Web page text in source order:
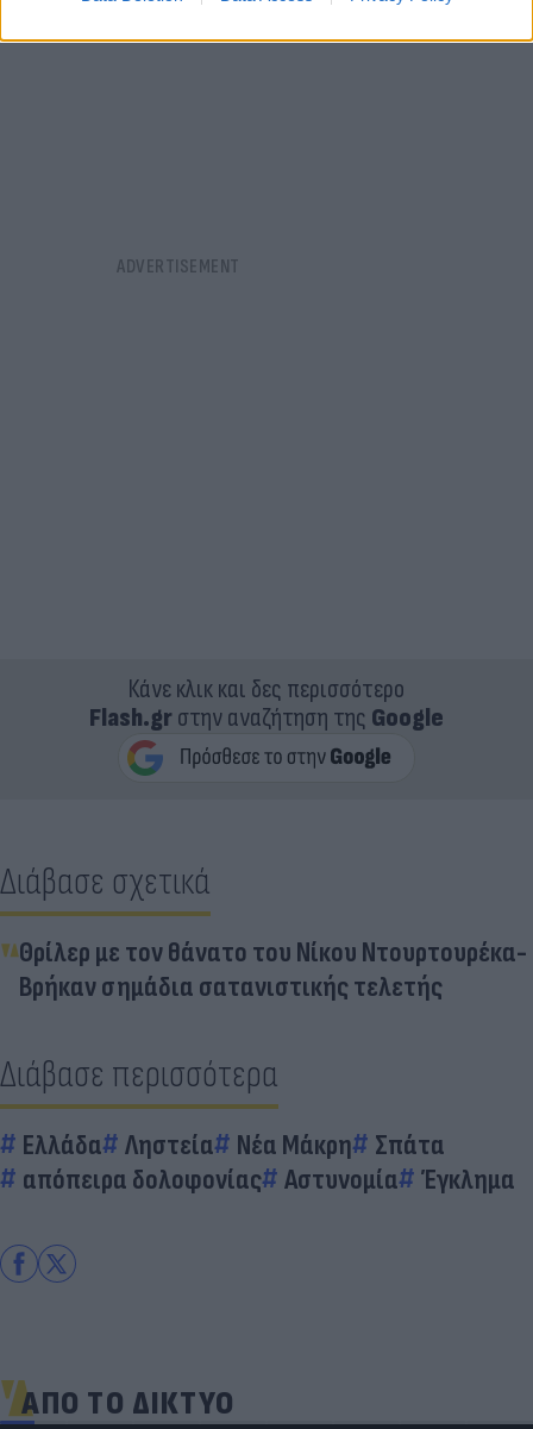
Κάνε κλικ και δες περισσότερο
Flash.grστην αναζήτηση της Google
Διάβασε σχετικά
Θρίλερ με τον θάνατο του Νίκου Ντουρτουρέκα-
Βρήκαν σημάδια σατανιστικής τελετής
Διάβασε περισσότερα
Ελλάδα Ληστεία Νέα Μάκρη
Σπάτα
απόπειρα δολοφονίας
Αστυνομία Έγκλημα
ΑΠΟ ΤΟ ΔΙΚΤΥΟ